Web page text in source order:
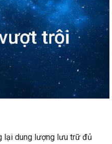
lại dung lượng lưu trữ đủ